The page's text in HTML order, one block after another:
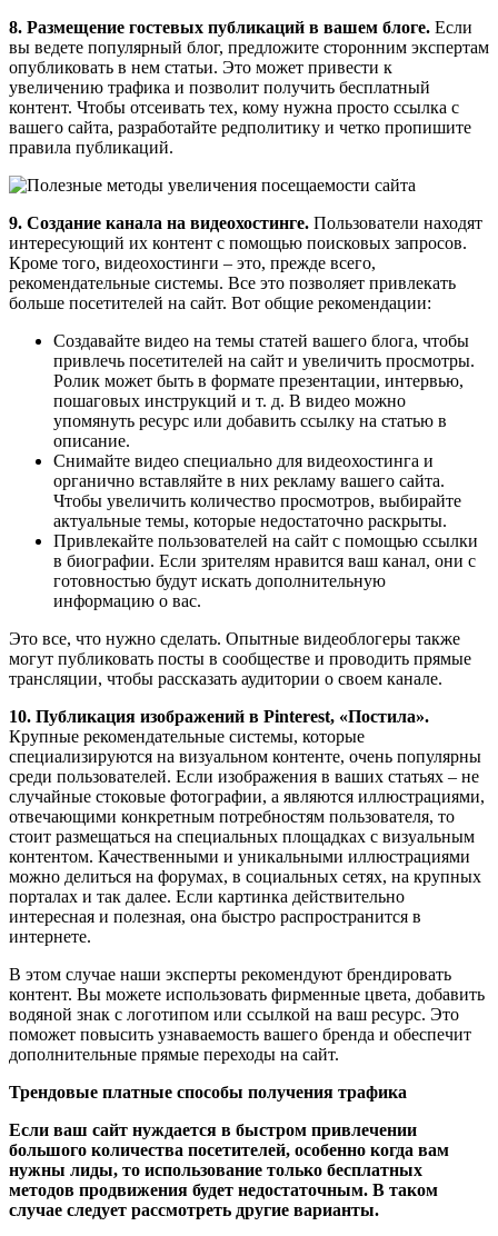
8. Размещение гостевых публикаций в вашем блоге. Если
вы ведете популярный блог, предложите сторонним экспертам
опубликовать в нем статьи. Это может привести к
увеличению трафика и позволит получить бесплатный
контент. Чтобы отсеивать тех, кому нужна просто ссылка с
вашего сайта, разработайте редполитику и четко пропишите
правила публикаций.
9. Создание канала на видеохостинге. Пользователи находят
интересующий их контент с помощью поисковых запросов.
Кроме того, видеохостинги – это, прежде всего,
рекомендательные системы. Все это позволяет привлекать
больше посетителей на сайт. Вот общие рекомендации:
Создавайте видео на темы статей вашего блога, чтобы
привлечь посетителей на сайт и увеличить просмотры.
Ролик может быть в формате презентации, интервью,
пошаговых инструкций и т. д. В видео можно
упомянуть ресурс или добавить ссылку на статью в
описание.
Снимайте видео специально для видеохостинга и
органично вставляйте в них рекламу вашего сайта.
Чтобы увеличить количество просмотров, выбирайте
актуальные темы, которые недостаточно раскрыты.
Привлекайте пользователей на сайт с помощью ссылки
в биографии. Если зрителям нравится ваш канал, они с
готовностью будут искать дополнительную
информацию о вас.
Это все, что нужно сделать. Опытные видеоблогеры также
могут публиковать посты в сообществе и проводить прямые
трансляции, чтобы рассказать аудитории о своем канале.
10. Публикация изображений в Pinterest, «Постила».
Крупные рекомендательные системы, которые
специализируются на визуальном контенте, очень популярны
среди пользователей. Если изображения в ваших статьях – не
случайные стоковые фотографии, а являются иллюстрациями,
отвечающими конкретным потребностям пользователя, то
стоит размещаться на специальных площадках с визуальным
контентом. Качественными и уникальными иллюстрациями
можно делиться на форумах, в социальных сетях, на крупных
порталах и так далее. Если картинка действительно
интересная и полезная, она быстро распространится в
интернете.
В этом случае наши эксперты рекомендуют брендировать
контент. Вы можете использовать фирменные цвета, добавить
водяной знак с логотипом или ссылкой на ваш ресурс. Это
поможет повысить узнаваемость вашего бренда и обеспечит
дополнительные прямые переходы на сайт.
Трендовые платные способы получения трафика
Если ваш сайт нуждается в быстром привлечении
большого количества посетителей, особенно когда вам
нужны лиды, то использование только бесплатных
методов продвижения будет недостаточным. В таком
случае следует рассмотреть другие варианты.